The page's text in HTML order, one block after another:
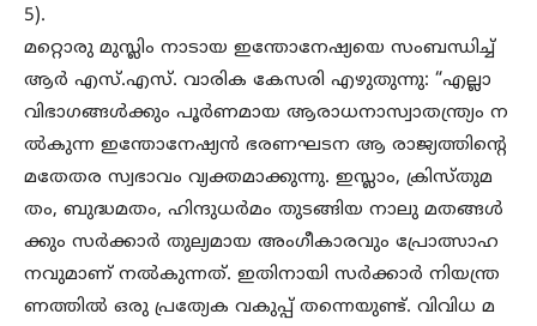
5).
മറ്റൊരു മുസ്ലിം നാടായ ഇന്തോനേഷ്യയെ സംബന്ധിച്ച്
ആർ എസ്.എസ്. വാരിക കേസരി എഴുതുന്നു: “എല്ലാ
വിഭാഗങ്ങൾക്കും പൂർണമായ ആരാധനാസ്വാതന്ത്ര്യം ന
ൽകുന്ന ഇന്തോനേഷ്യൻ ഭരണഘടന ആ രാജ്യത്തിന്റെ
മതേതര സ്വഭാവം വ്യക്തമാക്കുന്നു. ഇസ്ലാം, ക്രിസ്തുമ
തം, ബുദ്ധമതം, ഹിന്ദുധർമം തുടങ്ങിയ നാലു മതങ്ങൾ
ക്കും സർക്കാർ തുല്യമായ അംഗീകാരവും പ്രോത്സാഹ
നവുമാണ് നൽകുന്നത്. ഇതിനായി സർക്കാർ നിയന്ത്ര
ണത്തിൽ ഒരു പ്രത്യേക വകുപ്പ് തന്നെയുണ്ട്. വിവിധ മ